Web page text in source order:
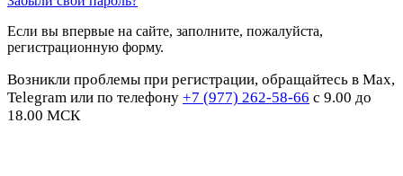
Если вы впервые на сайте, заполните, пожалуйста,
регистрационную форму.
Возникли проблемы при регистрации, обращайтесь в Max,
Telegram или по телефону +7 (977) 262-58-66 с 9.00 до
18.00 МСК